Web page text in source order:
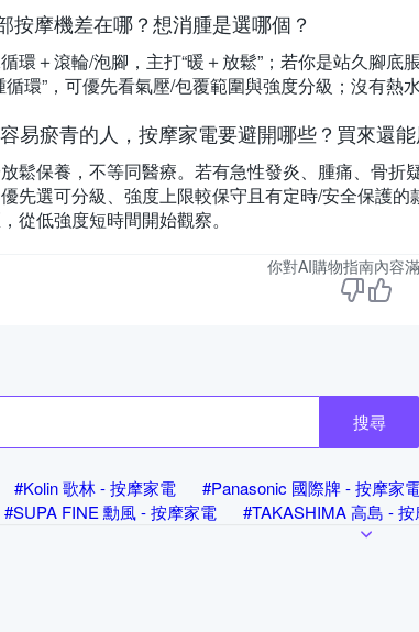
按摩機差在哪？想消腫是選哪個？
環＋滾輪/泡腳，主打“暖＋放鬆”；若你是站久腳底
循環”，可優先看氣壓/包覆範圍與強度分級；沒有熱
易瘀青的人，按摩家電要避開哪些？買來還能
鬆保養，不等同醫療。若有急性發炎、腫痛、骨
先選可分級、強度上限較保守且有定時/安全保護
從低強度短時間開始觀察。
你對AI購物指南內容
搜尋
#Kolin 歌林 - 按摩家電 #Panasonic 國際牌 - 按摩家
#SUPA FINE 勳風 - 按摩家電 #TAKASHIMA 高島 -